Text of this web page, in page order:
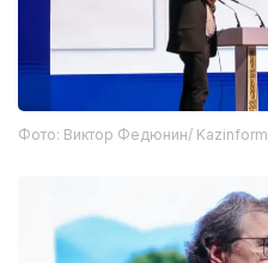
Фото: Виктор Федюнин/ Kazinform